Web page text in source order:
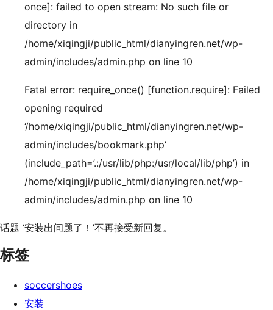
once]: failed to open stream: No such file or
directory in
/home/xiqingji/public_html/dianyingren.net/wp-
admin/includes/admin.php on line 10
Fatal error: require_once() [function.require]: Failed
opening required
‘/home/xiqingji/public_html/dianyingren.net/wp-
admin/includes/bookmark.php’
(include_path=’.:/usr/lib/php:/usr/local/lib/php’) in
/home/xiqingji/public_html/dianyingren.net/wp-
admin/includes/admin.php on line 10
话题 ‘安装出问题了！’不再接受新回复。
标签
soccershoes
安装